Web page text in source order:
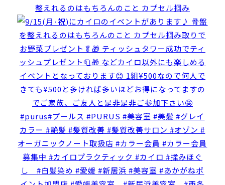
整えれるのはもちろんのこと カプセル掴み